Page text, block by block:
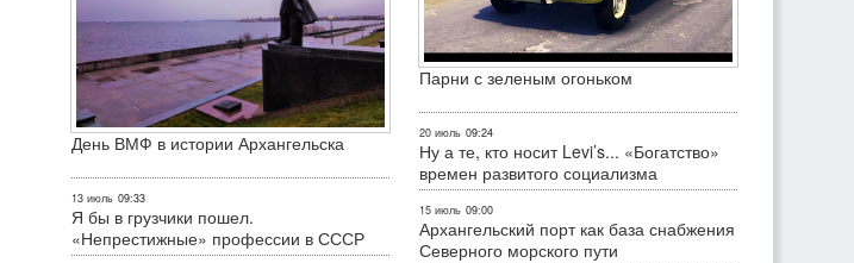
День ВМФ в истории Архангельска
13 июль 09:33
Я бы в грузчики пошел.
«Непрестижные» профессии в СССР
Парни с зеленым огоньком
20 июль 09:24
Ну а те, кто носит Levi’s... «Богатство»
времен развитого социализма
15 июль 09:00
Архангельский порт как база снабжения
Северного морского пути